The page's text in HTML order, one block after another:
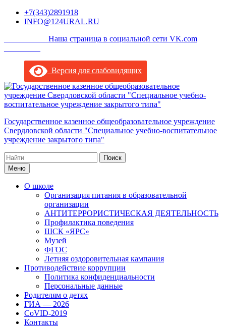
Перейти+7(343)2891918
INFO@124URAL.RU
___________Наша страница в социальной сети VK.com
Версия для слабовидящих
Государственное казенное общеобразовательное учреждение
Свердловской области "Специальное учебно-воспитательное
учреждение закрытого типа"
Поиск
по:Меню
О школе
Организация питания в образовательной
организации
АНТИТЕРРОРИСТИЧЕСКАЯ ДЕЯТЕЛЬНОСТЬ
Профилактика поведения
ШСК «ЯРС»
Музей
ФГОС
Летняя оздоровительная кампания
Противодействие коррупции
Политика конфиденциальности
Персональные данные
Родителям о детях
ГИА — 2026
CoVID-2019
Контакты